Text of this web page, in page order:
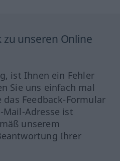
zu unseren Online
ist Ihnen ein Fehler
Sie uns einfach mal
Feedback-Formular
Mail-Adresse ist
unserem
Ihrer